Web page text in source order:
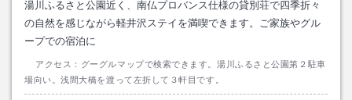
湯川ふるさと公園近く、南仏プロバンス仕様の貸別荘で四季折々
の自然を感じながら軽井沢ステイを満喫できます。ご家族やグル
ープでの宿泊に
アクセス： グーグルマップで検索できます。湯川ふるさと公園第２駐車
場向い。浅間大橋を渡って左折して３軒目です。